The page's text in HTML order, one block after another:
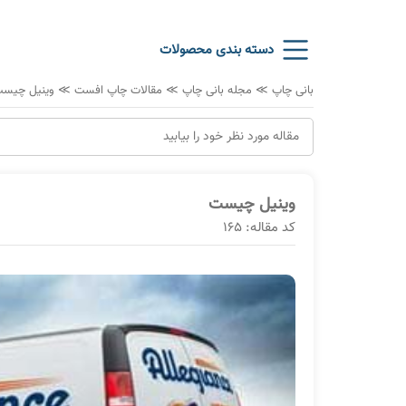
دسته بندی محصولات
بانی چاپ ≫ مجله بانی چاپ ≫ مقالات چاپ افست ≫ وینیل
وینیل چیست
کد مقاله: 165